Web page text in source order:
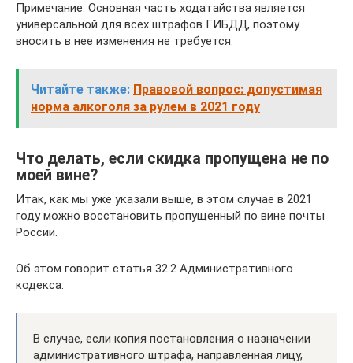
Примечание. Основная часть ходатайства является
универсальной для всех штрафов ГИБДД, поэтому
вносить в нее изменения не требуется.
Читайте также: Правовой вопрос: допустимая
норма алкоголя за рулем в 2021 году
Что делать, если скидка пропущена не по
моей вине?
Итак, как мы уже указали выше, в этом случае в 2021
году можно восстановить пропущенный по вине почты
России.
Об этом говорит статья 32.2 Административного
кодекса:
В случае, если копия постановления о назначении
административного штрафа, направленная лицу,